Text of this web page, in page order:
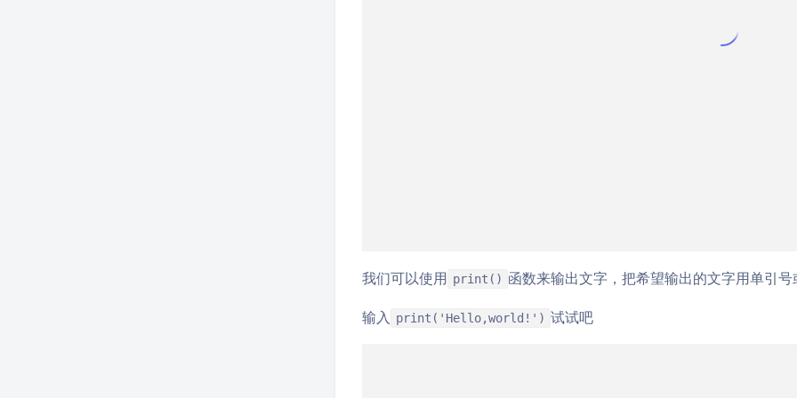
我们可以使用 print() 函数来输出文字，把希望输出的文字用单引
输入 print('Hello,world!') 试试吧